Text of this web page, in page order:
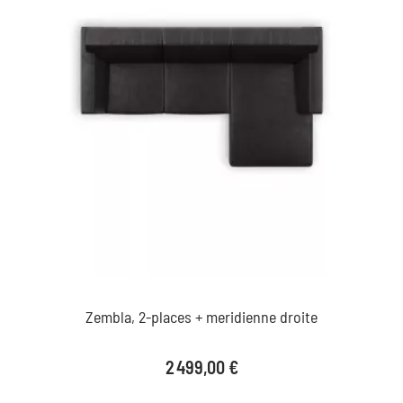
Zembla, 2-places + meridienne droite
Prix
2 499,00 €